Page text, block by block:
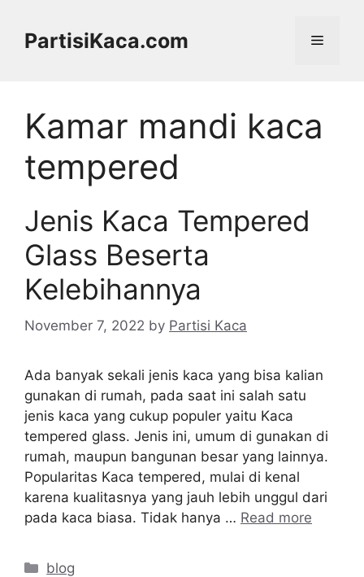
contentPartisiKaca.com Menu
Kamar mandi kaca
tempered
Jenis Kaca Tempered
Glass Beserta
Kelebihannya
November 7, 2022 by Partisi Kaca
Ada banyak sekali jenis kaca yang bisa kalian
gunakan di rumah, pada saat ini salah satu
jenis kaca yang cukup populer yaitu Kaca
tempered glass. Jenis ini, umum di gunakan di
rumah, maupun bangunan besar yang lainnya.
Popularitas Kaca tempered, mulai di kenal
karena kualitasnya yang jauh lebih unggul dari
pada kaca biasa. Tidak hanya … Read more
Categories
blog